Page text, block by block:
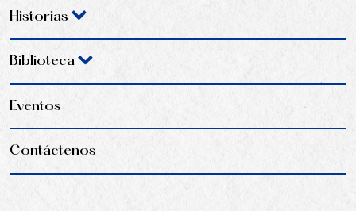
Historias
Biblioteca
Eventos
Contáctenos